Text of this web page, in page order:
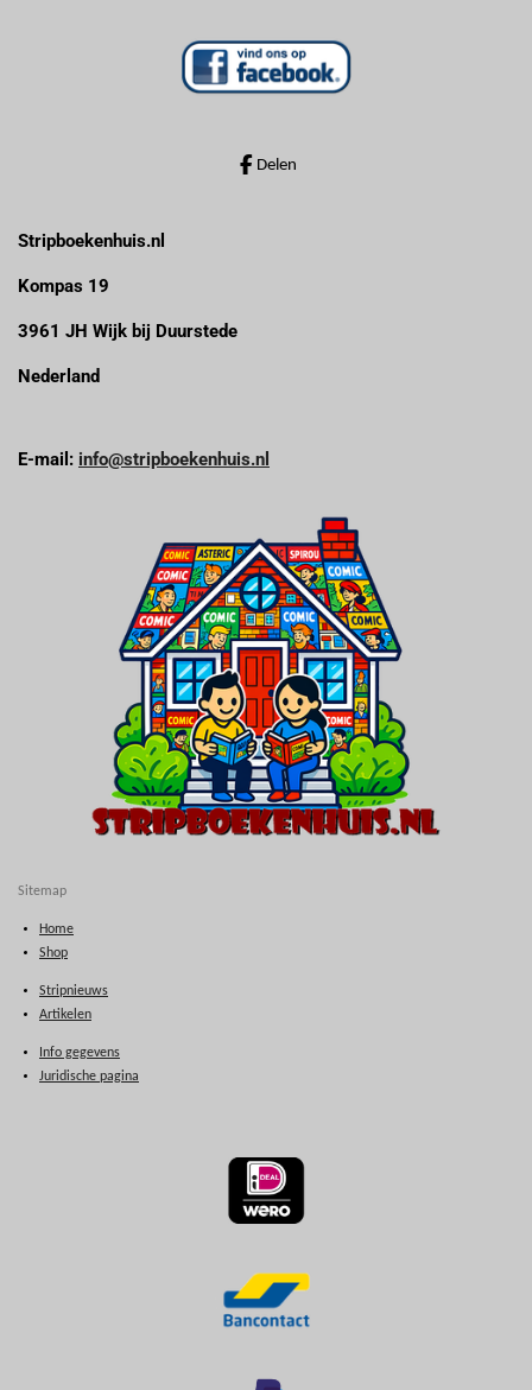
Delen
Stripboekenhuis.nl
Kompas 19
3961 JH Wijk bij Duurstede
Nederland
E-mail: info@stripboekenhuis.nl
Sitemap
Home
Shop
Stripnieuws
Artikelen
Info gegevens
Juridische pagina